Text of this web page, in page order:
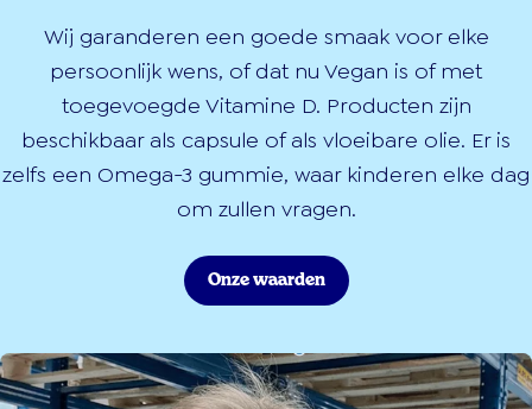
Wij garanderen een goede smaak voor elke
persoonlijk wens, of dat nu Vegan is of met
toegevoegde Vitamine D. Producten zijn
beschikbaar als capsule of als vloeibare olie. Er is
zelfs een Omega-3 gummie, waar kinderen elke dag
om zullen vragen.
Onze waarden